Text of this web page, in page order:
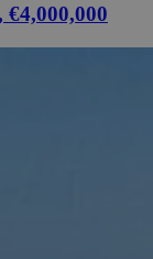
€4,000,000